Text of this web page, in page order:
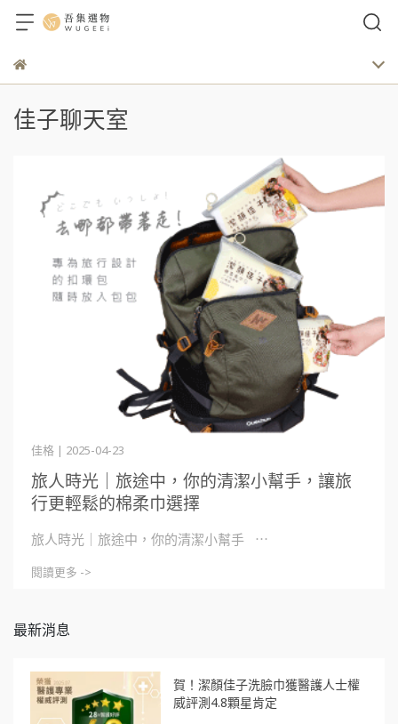
佳子聊天室
旅人時光｜旅途中，你的清潔小幫手，讓旅
行更輕鬆的棉柔巾選擇
佳格 | 2025-04-23
旅人時光｜旅途中，你的清潔小幫手 ⋯
閱讀更多 ->
最新消息
賀！潔顏佳子洗臉巾獲醫護人士權
威評測4.8顆星肯定